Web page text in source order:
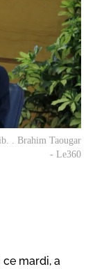
. Brahim Taougar
- Le360
ce mardi, a